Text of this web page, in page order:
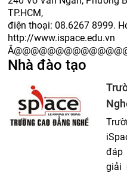
TP.HCM,
điện thoại: 08.6267 8999.
http://www.ispace.edu.vn
Nhà đào tạo
đáp
giải